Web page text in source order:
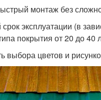
монтаж без
эксплуатации (в
покрытия от 20 до 40
выбора цветов и